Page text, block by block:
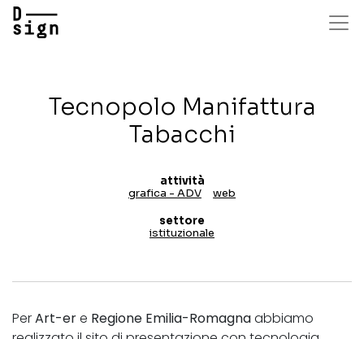
Tecnopolo Manifattura
Tabacchi
attività
grafica - ADV
web
settore
istituzionale
PerArt-ere Regione Emilia-Romagnaabbiamo